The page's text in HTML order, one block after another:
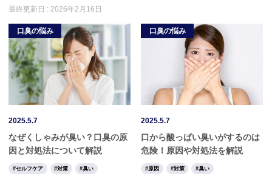
最終更新日 : 2026年2月16日
口臭の悩み
2025.5.7
なぜくしゃみが臭い？口臭の原
因と対処法について解説
セルフケア 対策 臭い
口臭の悩み
2025.5.7
口から酸っぱい臭いがするのは
危険！原因や対処法を解説
原因 対策 臭い